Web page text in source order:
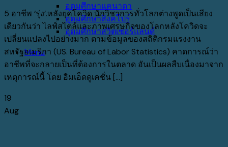
อุดมศึกษาแคนาดา
อุดมศึกษาสิงคโปร์
อุดมศึกษาสวิตเซอร์แลนด์
Menu
5 อาชีพ ‘รุ่ง’.หลังยุคโควิด นักวิชาการทั่วโลกต่างพูดเป็นเสียง
เดียวกันว่า ไลฟ์สไตล์และภาพเศรษกิจของโลกหลังโควิดจะ
เปลี่ยนแปลงไปอย่างมาก ตามข้อมูลของสถิติกรมแรงงาน
สหรัฐอเมริกา (US. Bureau of Labor Statistics) คาดการณ์ว่า
อาชีพที่จะกลายเป็นที่ต้องการในตลาด อันเป็นผลสืบเนื่องมาจาก
เหตุการณ์นี้ โดย อิมเอ็ดดูเคชั่น [...]
19
Aug